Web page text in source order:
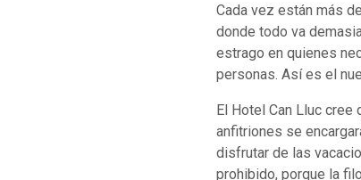
Cada vez están más
donde todo va
estrago en quienes
personas. Así es el
El Hotel Can Lluc cree
anfitriones se
disfrutar de las
prohibido, porque la